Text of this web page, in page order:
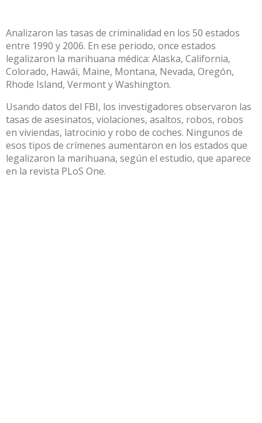
Analizaron las tasas de criminalidad en los 50 estados
entre 1990 y 2006. En ese periodo, once estados
legalizaron la marihuana médica: Alaska, California,
Colorado, Hawái, Maine, Montana, Nevada, Oregón,
Rhode Island, Vermont y Washington.
Usando datos del FBI, los investigadores observaron las
tasas de asesinatos, violaciones, asaltos, robos, robos
en viviendas, latrocinio y robo de coches. Ningunos de
esos tipos de crímenes aumentaron en los estados que
legalizaron la marihuana, según el estudio, que aparece
en la revista PLoS One.